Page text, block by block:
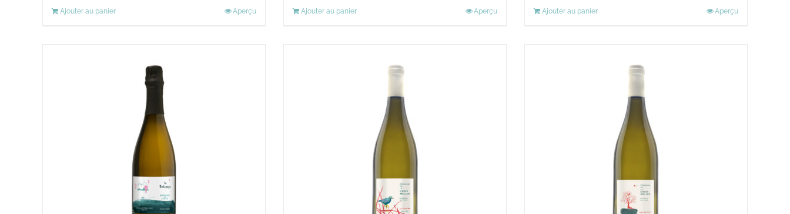
Ajouter au panier Aperçu Ajouter au panier Aperçu Ajouter au panier Aperçu